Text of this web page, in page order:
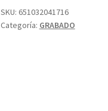
cantidad
SKU: 651032041716
Categoría: GRABADO